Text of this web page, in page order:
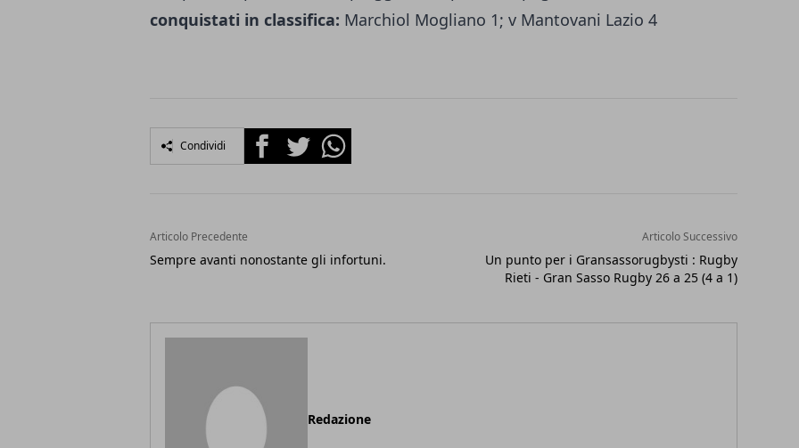
conquistati in classifica: Marchiol Mogliano 1; v Mantovani Lazio 4
Condividi FacebookTwitterWhatsapp
Articolo Precedente
Sempre avanti nonostante gli infortuni.
Articolo Successivo
Un punto per i Gransassorugbysti : Rugby
Rieti - Gran Sasso Rugby 26 a 25 (4 a 1)
Redazione